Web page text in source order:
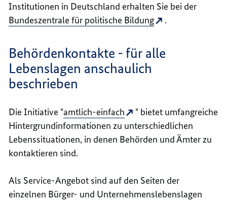
Institutionen in Deutschland erhalten Sie bei der
Bundeszentrale für politische Bildung
.
Behördenkontakte - für alle
Lebenslagen anschaulich
beschrieben
Die Initiative "amtlich-einfach
" bietet umfangreiche
Hintergrundinformationen zu unterschiedlichen
Lebenssituationen, in denen Behörden und Ämter zu
kontaktieren sind.
Als Service-Angebot sind auf den Seiten der
einzelnen Bürger- und Unternehmenslebenslagen